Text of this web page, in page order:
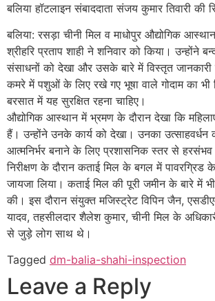
बलिया हॉटलाइन संबाददाता संजय कुमार तिवारी की
बलिया: रसड़ा चीनी मिल व माधोपुर औद्योगिक
श्रीहरि प्रताप शाही ने शनिवार को किया। उन्होंने
संसाधनों को देखा और उसके बारे में विस्तृत
कमरे में पशुओं के लिए रखे गए भूषा वाले गोदाम का भी
बरसात में यह सुरक्षित रहना चाहिए।
औद्योगिक आस्थान में भ्रमण के दौरान देखा कि
हैं। उन्होंने उनके कार्य को देखा। उनका
आत्मनिर्भर बनाने के लिए प्रशासनिक स्तर से हरसंभव
निरीक्षण के दौरान कताई मिल के बगल में पावरग्रिड के
जायजा लिया। कताई मिल की पूरी जमीन के बारे में
की। इस दौरान संयुक्त मजिस्ट्रेट विपिन जैन,
यादव, तहसीलदार शैलेश कुमार, चीनी मिल के
से जुड़े लोग साथ थे।
Tagged dm-balia-shahi-inspection
Leave a Reply